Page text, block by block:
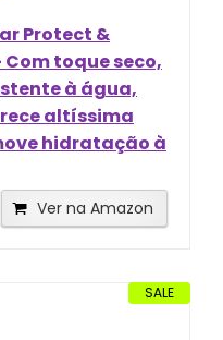
Protect &
Com toque seco,
à água,
altíssima
hidratação à
Ver na Amazon
SALE